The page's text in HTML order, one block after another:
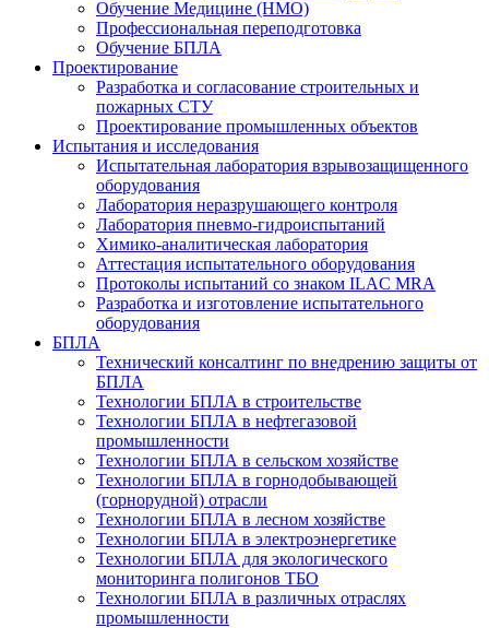
Обучение Медицине (НМО)
Профессиональная переподготовка
Обучение БПЛА
Проектирование
Разработка и согласование строительных и
пожарных СТУ
Проектирование промышленных объектов
Испытания и исследования
Испытательная лаборатория взрывозащищенного
оборудования
Лаборатория неразрушающего контроля
Лаборатория пневмо-гидроиспытаний
Химико-аналитическая лаборатория
Аттестация испытательного оборудования
Протоколы испытаний со знаком ILAC MRA
Разработка и изготовление испытательного
оборудования
БПЛА
Технический консалтинг по внедрению защиты от
БПЛА
Технологии БПЛА в строительстве
Технологии БПЛА в нефтегазовой
промышленности
Технологии БПЛА в сельском хозяйстве
Технологии БПЛА в горнодобывающей
(горнорудной) отрасли
Технологии БПЛА в лесном хозяйстве
Технологии БПЛА в электроэнергетике
Технологии БПЛА для экологического
мониторинга полигонов ТБО
Технологии БПЛА в различных отраслях
промышленности